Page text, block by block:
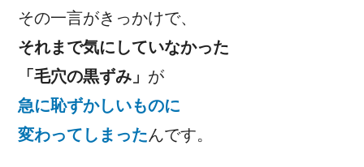
その一言がきっかけで、
それまで気にしていなかった
「毛穴の黒ずみ」 が
急に恥ずかしいものに
変わってしまったんです。